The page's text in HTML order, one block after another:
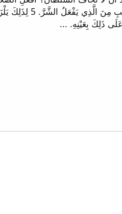
لِلصَّلاَحِ! وَلَكِنْ إِنْ فَعَلْتَ